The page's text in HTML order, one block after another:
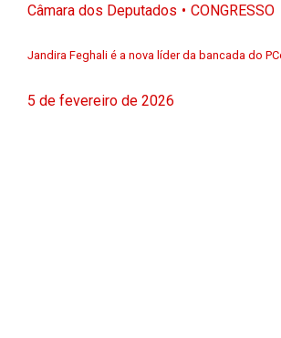
Câmara dos Deputados CONGRESSO
Jandira Feghali é a nova líder da bancada do
5 de fevereiro de 2026